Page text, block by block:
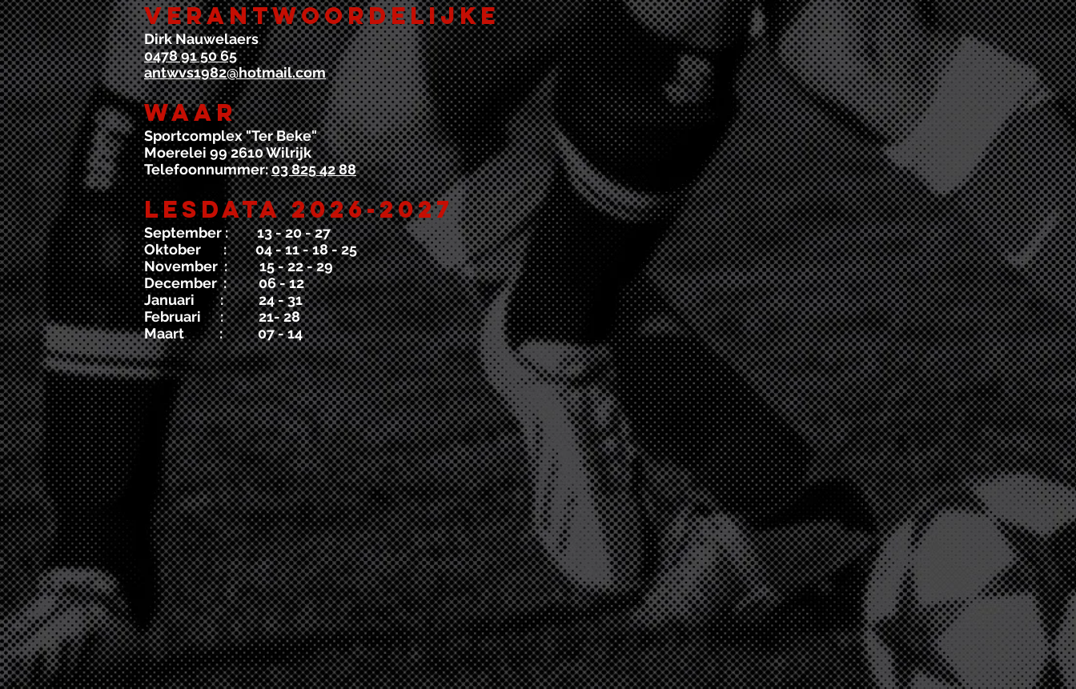
Verantwoordelijke
Dirk Nauwelaers
0478 91 50 65
antwvs1982@hotmail.com
Waar
Sportcomplex "Ter Beke"
Moerelei 99 2610 Wilrijk
Telefoonnummer:03 825 42 88
Lesdata 2026-2027
September : 13- 20 - 27
Oktober : 04 - 11 - 18 - 25
November : 15 - 22 - 29
December : 06 - 12
Januari : 24 - 31
Februari : 21- 28
Maart : 07 - 14